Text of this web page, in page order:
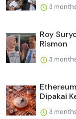
3
Roy
Rismon
3
Dipakai
3